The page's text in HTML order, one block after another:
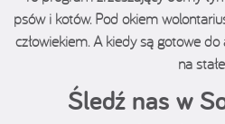
psów i kotów. Pod okiem
człowiekiem. A kiedy są gotowe
na
Śledź nas w